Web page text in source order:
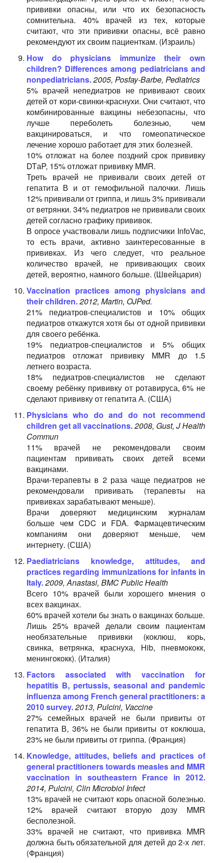
прививки опасны, или что их безопасность
сомнительна. 40% врачей из тех, которые
считают, что эти прививки опасны, всё равно
рекомендуют их своим пациенткам. (Израиль)
How do physicians immunize their own
children? Differences among pediatricians and
nonpediatricians.2005, Posfay-Barbe, Pediatrics
5% врачей непедиатров не прививают своих
детей от кори-свинки-краснухи. Они считают, что
комбинированные вакцины небезопасны, что
лучше переболеть болезнью, чем
вакцинироваться, и что гомеопатическое
лечение хорошо работает для этих болезней.
10% отложат на более поздний срок прививку
DTаP, 15% отложат прививку MMR.
Треть врачей не прививали своих детей от
гепатита В и от гемофильной палочки. Лишь
12% прививали от гриппа, и лишь 3% прививали
от ветрянки. 34% педиатров не прививали своих
детей согласно графику прививок.
В опросе участвовали лишь подписчики InfoVac,
то есть врачи, активно заинтересованные в
прививках. Из чего следует, что реальное
количество врачей, не прививающих своих
детей, вероятно, намного больше. (Швейцария)
Vaccination practices among physicians and
their children.2012, Martin, OJPed.
21% педиатров-специалистов и 10% общих
педиатров откажутся хотя бы от одной прививки
для своего ребёнка.
19% педиатров-специалистов и 5% общих
педиатров отложат прививку MMR до 1.5
летнего возраста.
18% педиатров-специалистов не сделают
своему ребёнку прививку от ротавируса, 6% не
сделают прививку от гепатита А. (США)
Physicians who do and do not recommend
children get all vaccinations.2008, Gust, J Health
Commun
11% врачей не рекомендовали своим
пациентам прививать своих детей всеми
вакцинами.
Врачи-терапевты в 2 раза чаще педиатров не
рекомендовали прививать (терапевты на
прививках зарабатывают меньше).
Врачи доверяют медицинским журналам
больше чем CDC и FDA. Фармацевтическим
компаниям они доверяют меньше, чем
интернету. (США)
Paediatricians knowledge, attitudes, and
practices regarding immunizations for infants in
Italy.2009, Anastasi, BMC Public Health
Всего 10% врачей были хорошего мнения о
всех вакцинах.
60% врачей хотели бы знать о вакцинах больше.
Лишь 25% врачей делали своим пациентам
необязательные прививки (коклюш, корь,
свинка, ветрянка, краснуха, Hib, пневмококк,
менингококк). (Италия)
Factors associated with vaccination for
hepatitis B, pertussis, seasonal and pandemic
influenza among French general practitioners: a
2010 survey.2013, Pulcini, Vaccine
27% семейных врачей не были привиты от
гепатита В, 36% не были привиты от коклюша,
23% не были привиты от гриппа. (Франция)
Knowledge, attitudes, beliefs and practices of
general practitioners towards measles and MMR
vaccination in southeastern France in 2012.
2014, Pulcini, Clin Microbiol Infect
13% врачей не считают корь опасной болезнью.
12% врачей считают вторую дозу MMR
бесполезной.
33% врачей не считают, что прививка MMR
должна быть обязательной для детей до 2-х лет.
(Франция)